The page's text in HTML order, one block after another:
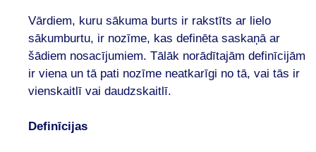
Vārdiem, kuru sākuma burts ir rakstīts ar lielo
sākumburtu, ir nozīme, kas definēta saskaņā ar
šādiem nosacījumiem. Tālāk norādītajām definīcijām
ir viena un tā pati nozīme neatkarīgi no tā, vai tās ir
vienskaitlī vai daudzskaitlī.
Definīcijas